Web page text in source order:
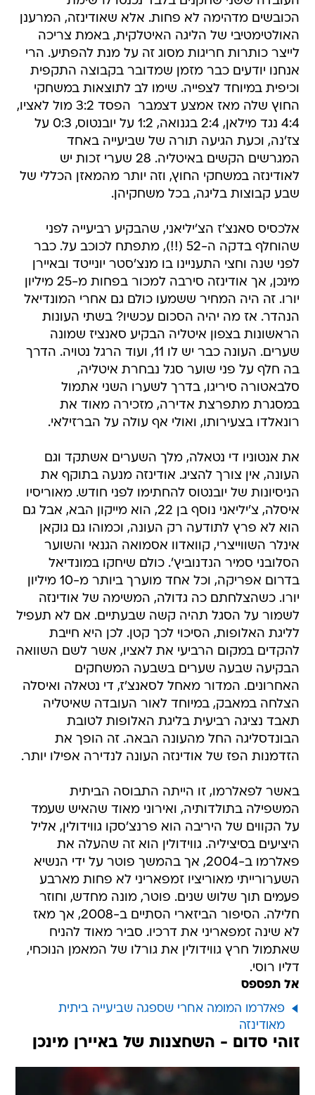
הכובשים מדהימה לא פחות. אלא שאודינזה, המרענן
האולטימטיבי של הליגה האיטלקית, באמת צריכה
לייצר כותרות חריגות מסוג זה על מנת להפתיע. הרי
אנחנו יודעים כבר מזמן שמדובר בקבוצה התקפית
וכיפית במיוחד לצפייה. שימו לב לתוצאות במשחקי
החוץ שלה מאז אמצע דצמבר  הפסד 3:2 מול לאציו,
4:4 נגד מילאן, 2:4 בגנואה, 1:2 על יובנטוס, 0:3 על
צז'נה, וכעת הגיעה תורה של שביעייה באחד
המגרשים הקשים באיטליה. 28 שערי זכות יש
לאודינזה במשחקי החוץ, וזה יותר מהמאזן הכללי של
שבע קבוצות בליגה, בכל משחקיהן.
אלכסיס סאנצ'ז הצ'יליאני, שהבקיע רביעייה לפני
שהוחלף בדקה ה-52 (!!), מתפתח לכוכב על. כבר
לפני שנה וחצי התעניינו בו מנצ'סטר יונייטד ובאיירן
מינכן, אך אודינזה סירבה למכור בפחות מ-25 מיליון
יורו. זה היה המחיר ששמעו כולם גם אחרי המונדיאל
הנהדר. אז מה יהיה הסכום עכשיו? בשתי העונות
הראשונות בצפון איטליה הבקיע סאנציז שמונה
שערים. העונה כבר יש לו 11, ועוד הרגל נטויה. הדרך
בה חלף על פני שוער סגל נבחרת איטליה,
סלבאטורה סיריגו, בדרך לשערו השני אתמול
במסגרת מתפרצת אדירה, מזכירה מאוד את
רונאלדו בצעירותו, ואולי אף עולה על הברזילאי.
את אנטוניו די נטאלה, מלך השערים אשתקד וגם
העונה, אין צורך להציג. אודינזה מנעה בתוקף את
הניסיונות של יובנטוס להחתימו לפני חודש. מאוריסיו
איסלה, צ'יליאני נוסף בן 22, הוא מייקון הבא, אבל גם
הוא לא פרץ לתודעה רק העונה, וכמוהו גם גוקאן
אינלר השווייצרי, קוואדוו אסמואה הגנאי והשוער
הסלובני סמיר הנדנוביץ'. כולם שיחקו במונדיאל
בדרום אפריקה, וכל אחד מוערך ביותר מ-10 מיליון
יורו. כשהצלחתם כה גדולה, המשימה של אודינזה
לשמור על הסגל תהיה קשה שבעתיים. אם לא תעפיל
לליגת האלופות, הסיכוי לכך קטן. לכן היא חייבת
להקדים במקום הרביעי את לאציו, אשר לשם השוואה
הבקיעה שבעה שערים בשבעה המשחקים
האחרונים. המדור מאחל לסאנצ'ז, די נטאלה ואיסלה
הצלחה במאבק, במיוחד לאור העובדה שאיטליה
תאבד נציגה רביעית בליגת האלופות לטובת
הבונדסליגה החל מהעונה הבאה. זה הופך את
הזדמנות הפז של אודינזה העונה לנדירה אפילו יותר.
באשר לפאלרמו, זו הייתה התבוסה הביתית
המשפילה בתולדותיה, ואירוני מאוד שהאיש שעמד
על הקווים של היריבה הוא פרנצ'סקו גווידולין, אליל
היציעים בסיציליה. גווידולין הוא זה שהעלה את
פאלרמו ב-2004, אך בהמשך פוטר על ידי הנשיא
השערורייתי מאוריציו זמפאריני לא פחות מארבע
פעמים תוך שלוש שנים. פוטר, מונה מחדש, וחוזר
חלילה. הסיפור הביזארי הסתיים ב-2008, אך מאז
לא שינה זמפאריני את דרכיו. סביר מאוד להניח
שאתמול חרץ גווידולין את גורלו של המאמן הנוכחי,
דליו רוסי.
אל תפספס
פאלרמו המומה אחרי שספגה שביעייה ביתית
מאודינזה
זוהי סדום - השחצנות של באיירן מינכן